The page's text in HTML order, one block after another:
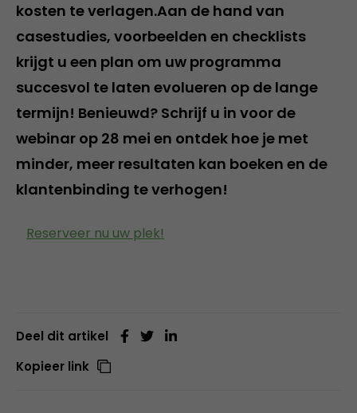
kosten te verlagen.Aan de hand van
casestudies, voorbeelden en checklists
krijgt u een plan om uw programma
succesvol te laten evolueren op de lange
termijn! Benieuwd? Schrijf u in voor de
webinar op 28 mei en ontdek hoe je met
minder, meer resultaten kan boeken en de
klantenbinding te verhogen!
Reserveer nu uw plek!
Deel dit artikel
Kopieer link